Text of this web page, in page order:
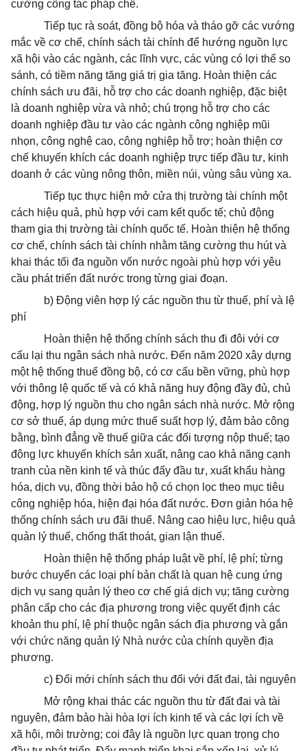
cường công tác pháp chế.
Tiếp tục rà soát, đồng bộ hóa và tháo gỡ các vướng
mắc về cơ chế, chính sách tài chính để hướng nguồn lực
xã hội vào các ngành, các lĩnh vực, các vùng có lợi thế so
sánh, có tiềm năng tăng giá trị gia tăng. Hoàn thiện các
chính sách ưu đãi, hỗ trợ cho các doanh nghiệp, đặc biệt
là doanh nghiệp vừa và nhỏ; chú trọng hỗ trợ cho các
doanh nghiệp đầu tư vào các ngành công nghiệp mũi
nhọn, công nghệ cao, công nghiệp hỗ trợ; hoàn thiện cơ
chế khuyến khích các doanh nghiệp trực tiếp đầu tư, kinh
doanh ở các vùng nông thôn, miền núi, vùng sâu vùng xa.
Tiếp tục thực hiện mở cửa thị trường tài chính một
cách hiệu quả, phù hợp với cam kết quốc tế; chủ động
tham gia thị trường tài chính quốc tế. Hoàn thiện hệ thống
cơ chế, chính sách tài chính nhằm tăng cường thu hút và
khai thác tối đa nguồn vốn nước ngoài phù hợp với yêu
cầu phát triển đất nước trong từng giai đoạn.
b) Động viên hợp lý các nguồn thu từ thuế, phí và lệ
phí
Hoàn thiện hệ thống chính sách thu đi đôi với cơ
cấu lại thu ngân sách nhà nước. Đến năm 2020 xây dựng
một hệ thống thuế đồng bộ, có cơ cấu bền vững, phù hợp
với thông lệ quốc tế và có khả năng huy động đầy đủ, chủ
động, hợp lý nguồn thu cho ngân sách nhà nước. Mở rộng
cơ sở thuế, áp dụng mức thuế suất hợp lý, đảm bảo công
bằng, bình đẳng về thuế giữa các đối tượng nộp thuế; tạo
động lực khuyến khích sản xuất, nâng cao khả năng cạnh
tranh của nền kinh tế và thúc đẩy đầu tư, xuất khẩu hàng
hóa, dịch vụ, đồng thời bảo hộ có chọn lọc theo mục tiêu
công nghiệp hóa, hiện đại hóa đất nước. Đơn giản hóa hệ
thống chính sách ưu đãi thuế. Nâng cao hiệu lực, hiệu quả
quản lý thuế, chống thất thoát, gian lận thuế.
Hoàn thiện hệ thống pháp luật về phí, lệ phí; từng
bước chuyển các loại phí bản chất là quan hệ cung ứng
dịch vụ sang quản lý theo cơ chế giá dịch vụ; tăng cường
phân cấp cho các địa phương trong việc quyết định các
khoản thu phí, lệ phí thuộc ngân sách địa phương và gắn
với chức năng quản lý Nhà nước của chính quyền địa
phương.
c) Đổi mới chính sách thu đối với đất đai, tài nguyên
Mở rộng khai thác các nguồn thu từ đất đai và tài
nguyên, đảm bảo hài hòa lợi ích kinh tế và các lợi ích về
xã hội, môi trường; coi đây là nguồn lực quan trọng cho